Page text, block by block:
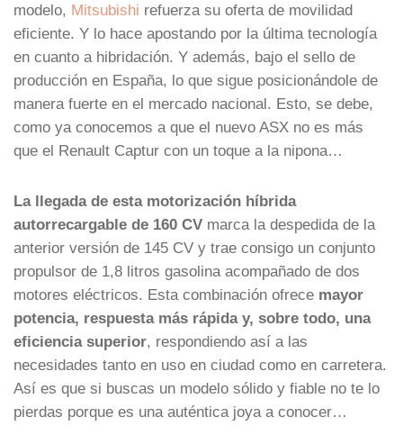
modelo, Mitsubishi refuerza su oferta de movilidad
eficiente. Y lo hace apostando por la última tecnología
en cuanto a hibridación. Y además, bajo el sello de
producción en España, lo que sigue posicionándole de
manera fuerte en el mercado nacional. Esto, se debe,
como ya conocemos a que el nuevo ASX no es más
que el Renault Captur con un toque a la nipona…
La llegada de esta motorización híbrida
autorrecargable de 160 CV marca la despedida de la
anterior versión de 145 CV y trae consigo un conjunto
propulsor de 1,8 litros gasolina acompañado de dos
motores eléctricos. Esta combinación ofrece mayor
potencia, respuesta más rápida y, sobre todo, una
eficiencia superior, respondiendo así a las
necesidades tanto en uso en ciudad como en carretera.
Así es que si buscas un modelo sólido y fiable no te lo
pierdas porque es una auténtica joya a conocer…